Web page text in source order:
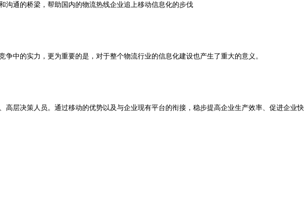
沟通的桥梁，帮助国内的物流热线企业追上移动信息化的步伐
中的实力，更为重要的是，对于整个物流行业的信息化建设也产生了重大的意义。
层决策人员。通过移动的优势以及与企业现有平台的衔接，稳步提高企业生产效率、促进企业快